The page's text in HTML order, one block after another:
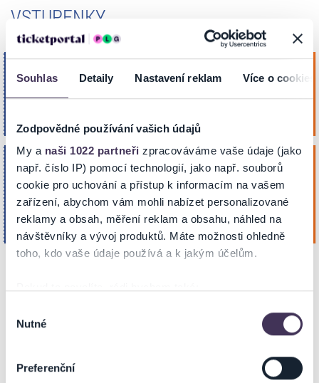
Souhlas Detaily Nastavení reklam Více o cookies
Zodpovědné používání vašich údajů
My a naši 1022 partneři zpracováváme vaše údaje (jako
např. číslo IP) pomocí technologií, jako např. souborů
cookie pro uchování a přístup k informacím na vašem
zařízení, abychom vám mohli nabízet personalizované
reklamy a obsah, měření reklam a obsahu, náhled na
návštěvníky a vývoj produktů. Máte možnosti ohledně
toho, kdo vaše údaje používá a k jakým účelům.
které mohou být přesné na několik metrů
skenování pro konkrétní charakteristiky (otisk prstu)
Zjistěte více o tom, jak zpracováváme vaše osobní
souhlasu
Nutné
Preferenční
VSTUPENKY
25
na Turné
čtvrtek
19
Lis. 2026
20:00
Čechomor Kooperativa tour -
Proměny po 25. letech
POSLEDNÍ MÍSTA
Parkhotel Congress Center Plzeň
PLZEŇ
Koupit
NA MAPĚ